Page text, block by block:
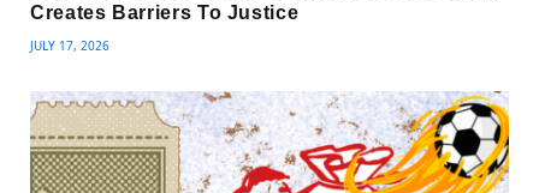
Creates Barriers To Justice
JULY 17, 2026